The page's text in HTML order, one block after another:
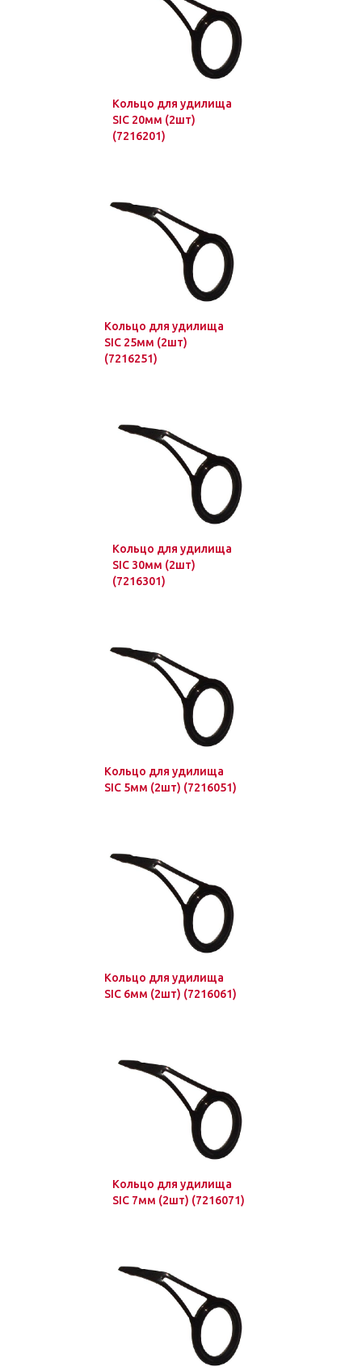
Кольцо для удилища
SIC 20мм (2шт)
(7216201)
Кольцо для удилища
SIC 25мм (2шт)
(7216251)
Кольцо для удилища
SIC 30мм (2шт)
(7216301)
Кольцо для удилища
SIC 5мм (2шт) (7216051)
Кольцо для удилища
SIC 6мм (2шт) (7216061)
Кольцо для удилища
SIC 7мм (2шт) (7216071)